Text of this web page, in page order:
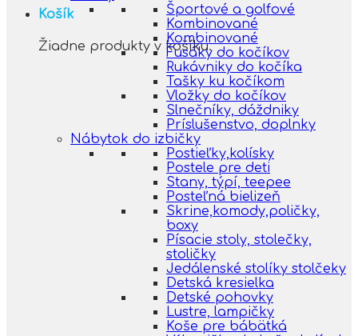
Košík
Žiadne produkty v košíku.
Športové a golfové
Kombinované
Kombinované
Fusáky do kočíkov
Rukávniky do kočíka
Tašky ku kočíkom
Vložky do kočíkov
Slnečníky, dáždniky
Príslušenstvo, doplnky
Nábytok do izbičky
Postieľky,kolísky
Postele pre deti
Stany, týpí, teepee
Posteľná bielizeň
Skrine,komody,poličky,
boxy
Písacie stoly, stolečky,
stoličky
Jedálenské stolíky stolčeky
Detská kresielka
Detské pohovky
Lustre, lampičky
Koše pre bábätká